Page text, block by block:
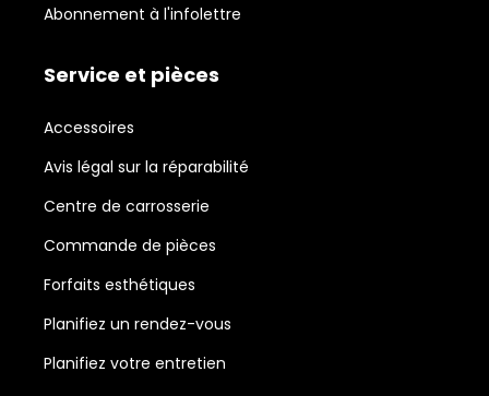
Abonnement à l'infolettre
Service et pièces
Accessoires
Avis légal sur la réparabilité
Centre de carrosserie
Commande de pièces
Forfaits esthétiques
Planifiez un rendez-vous
Planifiez votre entretien